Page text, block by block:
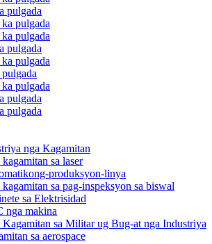
pulgada
pulgada
pulgada
pulgada
pulgada
pulgada
pulgada
pulgada
nga Kagamitan
sa laser
produksyon-linya
sa pag-inspeksyon sa biswal
sa Elektrisidad
nga makina
sa Militar ug Bug-at nga Industriya
sa aerospace